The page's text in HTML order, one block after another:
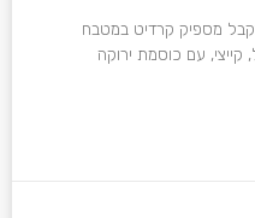
מספיק קרדיט במטבח
עם כוסמת ירוקה